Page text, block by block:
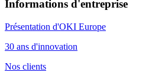
Informations d'entreprise
Présentation d'OKI Europe
30 ans d'innovation
Nos clients